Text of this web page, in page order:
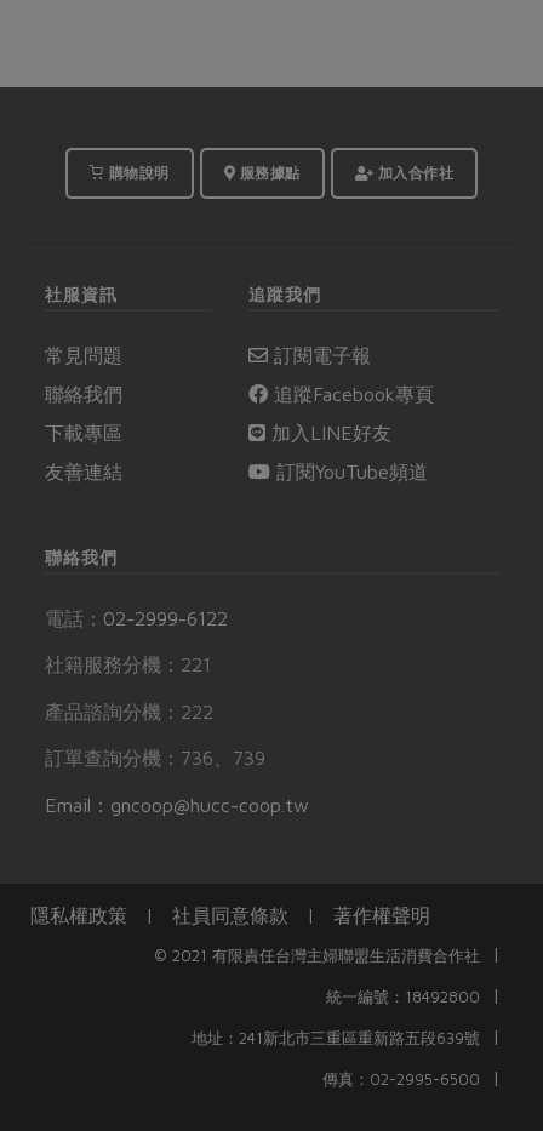
購物說明 服務據點 加入合作社
社服資訊
常見問題
聯絡我們
下載專區
友善連結
追蹤我們
訂閱電子報
追蹤Facebook專頁
加入LINE好友
訂閱YouTube頻道
聯絡我們
電話： 02-2999-6122
社籍服務分機：221
產品諮詢分機：222
訂單查詢分機：736、739
Email：gncoop@hucc-coop.tw
隱私權政策 | 社員同意條款 | 著作權聲明
© 2021 有限責任台灣主婦聯盟生活消費合作社 |
統一編號：18492800 |
地址：241新北市三重區重新路五段639號 |
傳真：02-2995-6500 |